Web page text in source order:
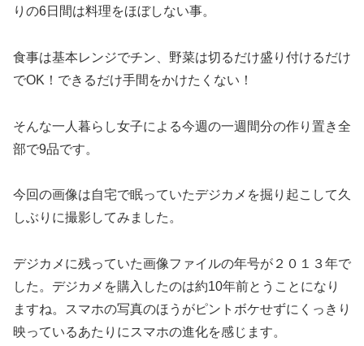
りの6日間は料理をほぼしない事。
食事は基本レンジでチン、野菜は切るだけ盛り付けるだけ
でOK！できるだけ手間をかけたくない！
そんな一人暮らし女子による今週の一週間分の作り置き全
部で9品です。
今回の画像は自宅で眠っていたデジカメを掘り起こして久
しぶりに撮影してみました。
デジカメに残っていた画像ファイルの年号が２０１３年で
した。デジカメを購入したのは約10年前とうことになり
ますね。スマホの写真のほうがピントボケせずにくっきり
映っているあたりにスマホの進化を感じます。